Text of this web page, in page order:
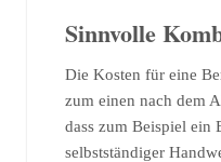
Sinnvolle
Die Kosten für eine
zum einen nach dem
dass zum Beispiel ein
selbstständiger